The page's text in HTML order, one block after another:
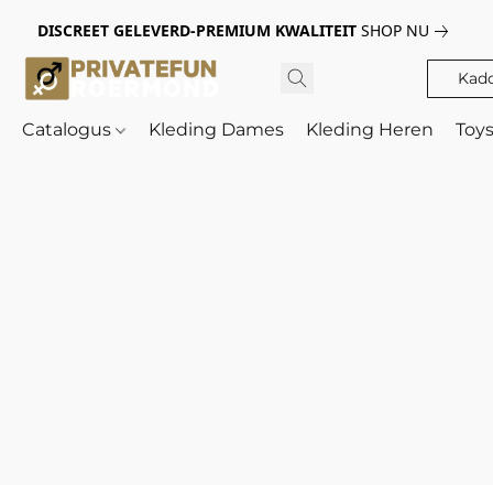
DISCREET GELEVERD-PREMIUM KWALITEIT SHOP NU
Catalogus Kleding Dames Kleding Heren